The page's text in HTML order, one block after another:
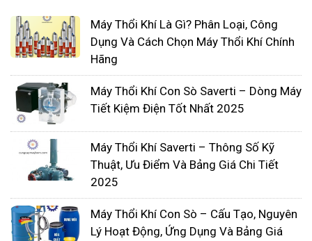
Tiếng ồn cực thấp khi hoạt động
Thiết kế cân bằng – rung động khi hoạt động
Vòng bi được thiết kế tối ưu giúp máy đạt
hiệu năng tốt nhất, độ bền cao
Dễ dàng bảo dưỡng do thiết kế đơn giản
100% không khí – không dầu
Hoạt động tốt không gây hại cho môi trường
Lớp bảo vệ IP55, lớp cách điện F đảm bảo an
toàn tuyệt đối khi sử dụng
Máy Thổi Khí Là Gì? Phân Loại, Công
Dụng Và Cách Chọn Máy Thổi Khí Chính
Hãng
Máy Thổi Khí Con Sò Saverti – Dòng Máy
Tiết Kiệm Điện Tốt Nhất 2025
Máy Thổi Khí Saverti – Thông Số Kỹ
Thuật, Ưu Điểm Và Bảng Giá Chi Tiết
2025
Máy Thổi Khí Con Sò – Cấu Tạo, Nguyên
Lý Hoạt Động, Ứng Dụng Và Bảng Giá